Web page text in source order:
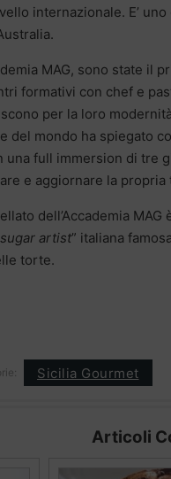
internazionale. E’
MAG, sono state il
formativi con chef e
per la loro
del mondo ha spiegato
una full immersion di tre
e aggiornare la propria
dell’Accademia
sugar artist” italiana
torte.
Sicilia Gourmet
Articoli